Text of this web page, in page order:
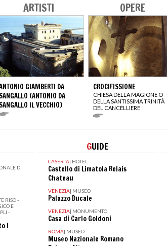
ARTISTI
GIAMBERTI DA
SANGALLO (ANTONIO DA
SANGALLO IL VECCHIO)
OPERE
CROCIFISSIONE
CHIESA DELLA MAGIONE O
DELLA SANTISSIMA TRINITÀ
DEL CANCELLIERE
DI
RISO -
E
-
I
GUIDE
CASERTA| HOTEL
Castello di Limatola Relais
Chateau
VENEZIA| MUSEO
Palazzo Ducale
VENEZIA| MONUMENTO
Casa di Carlo Goldoni
ROMA| MUSEO
Museo Nazionale Romano